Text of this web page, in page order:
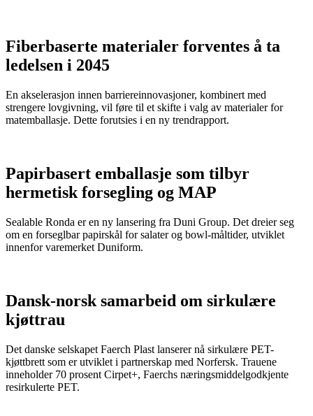
Fiberbaserte materialer forventes å ta
ledelsen i 2045
En akselerasjon innen barriereinnovasjoner, kombinert med
strengere lovgivning, vil føre til et skifte i valg av materialer for
matemballasje. Dette forutsies i en ny trendrapport.
Papirbasert emballasje som tilbyr
hermetisk forsegling og MAP
Sealable Ronda er en ny lansering fra Duni Group. Det dreier seg
om en forseglbar papirskål for salater og bowl‑måltider, utviklet
innenfor varemerket Duniform.
Dansk‑norsk samarbeid om sirkulære
kjøttrau
Det danske selskapet Faerch Plast lanserer nå sirkulære PET-
kjøttbrett som er utviklet i partnerskap med Norfersk. Trauene
inneholder 70 prosent Cirpet+, Faerchs næringsmiddelgodkjente
resirkulerte PET.